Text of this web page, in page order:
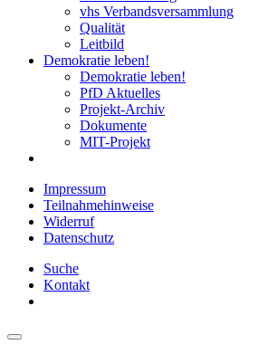
vhs Verbandsversammlung
Qualität
Leitbild
Demokratie leben!
Demokratie leben!
PfD Aktuelles
Projekt-Archiv
Dokumente
MIT-Projekt
Impressum
Teilnahmehinweise
Widerruf
Datenschutz
Suche
Kontakt